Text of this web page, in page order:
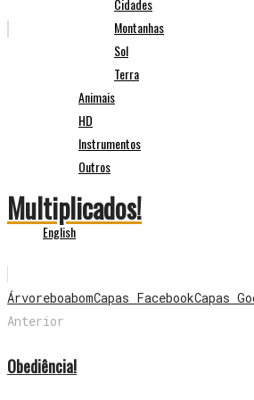
Cidades
Montanhas
Sol
Terra
Animais
HD
Instrumentos
Outros
English
Multiplicados!
ÁrvoreboabomCapas FacebookCapas
Anterior
Obediência!